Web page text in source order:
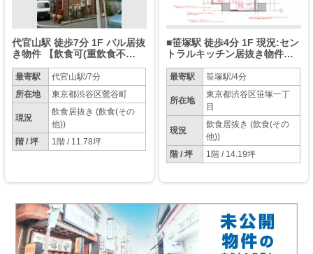
代官山駅 徒歩7分 1F バル居抜
き物件 【飲食可(重飲食不
最寄駅
代官山駅/7分
所在地
東京都渋谷区鶯谷町
現況
飲食居抜き (飲食(その
他))
階 / 坪
1階 / 11.78坪
■笹塚駅 徒歩4分 1F 現況:セン
トラルキッチン居抜き物件
不可、臭いや煙の強い業種相
談】
最寄駅 笹塚駅/4分
所在地
東京都渋谷区笹塚一丁
目
現況
飲食居抜き (飲食(その
他))
階 / 坪
1階 / 14.19坪